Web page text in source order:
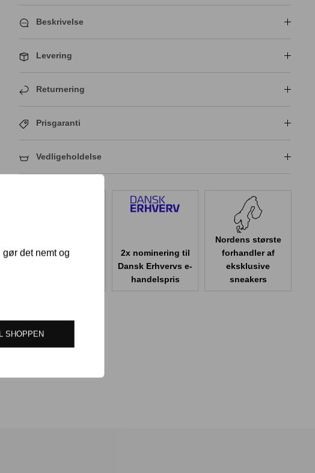
det nemt og
SHOPPEN
Beskrivelse
Levering
Returnering
Prisgaranti
Vedligeholdelse
2x nominering til
Dansk Erhvervs e-
handelspris
Nordens største
forhandler af
eksklusive
sneakers